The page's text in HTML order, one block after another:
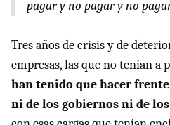
pagar y no pagar y no
Tres años de crisis y de
empresas, las que no tenían a
han tenido que hacer frente
ni de los gobiernos ni de